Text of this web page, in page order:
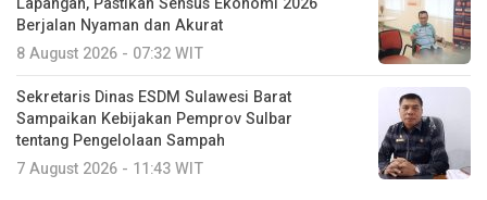
Berjalan Nyaman dan Akurat
8 August 2026 - 07:32 WIT
Sekretaris Dinas ESDM Sulawesi Barat
Sampaikan Kebijakan Pemprov Sulbar
tentang Pengelolaan Sampah
7 August 2026 - 11:43 WIT